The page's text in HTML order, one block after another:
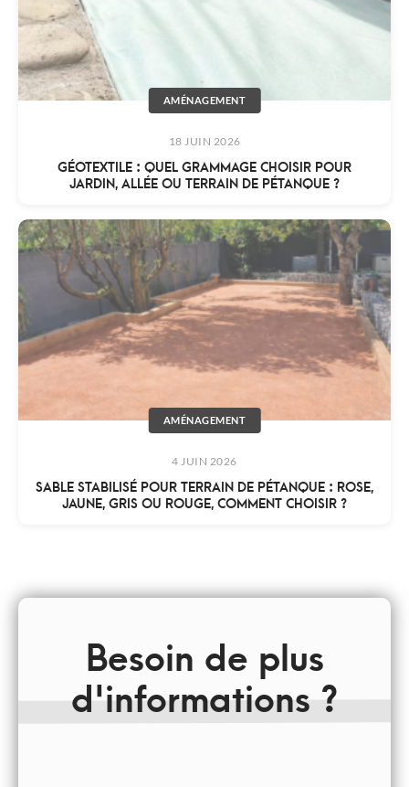
AMÉNAGEMENT
18 JUIN 2026
GÉOTEXTILE : QUEL GRAMMAGE CHOISIR POUR
JARDIN, ALLÉE OU TERRAIN DE PÉTANQUE ?
AMÉNAGEMENT
4 JUIN 2026
SABLE STABILISÉ POUR TERRAIN DE PÉTANQUE : ROSE,
JAUNE, GRIS OU ROUGE, COMMENT CHOISIR ?
Besoin de plus
d'informations ?